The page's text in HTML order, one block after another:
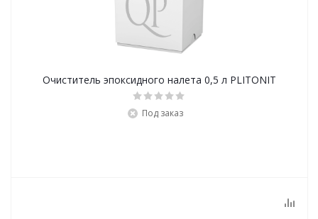
Очиститель эпоксидного налета 0,5 л PLITONIT
Под заказ